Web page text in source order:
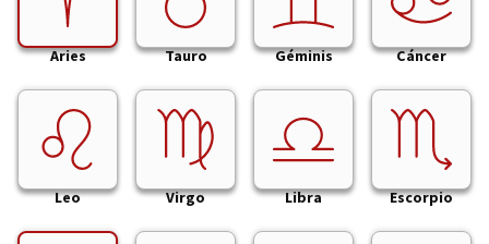
Aries Tauro Géminis Cáncer
Leo Virgo Libra Escorpio